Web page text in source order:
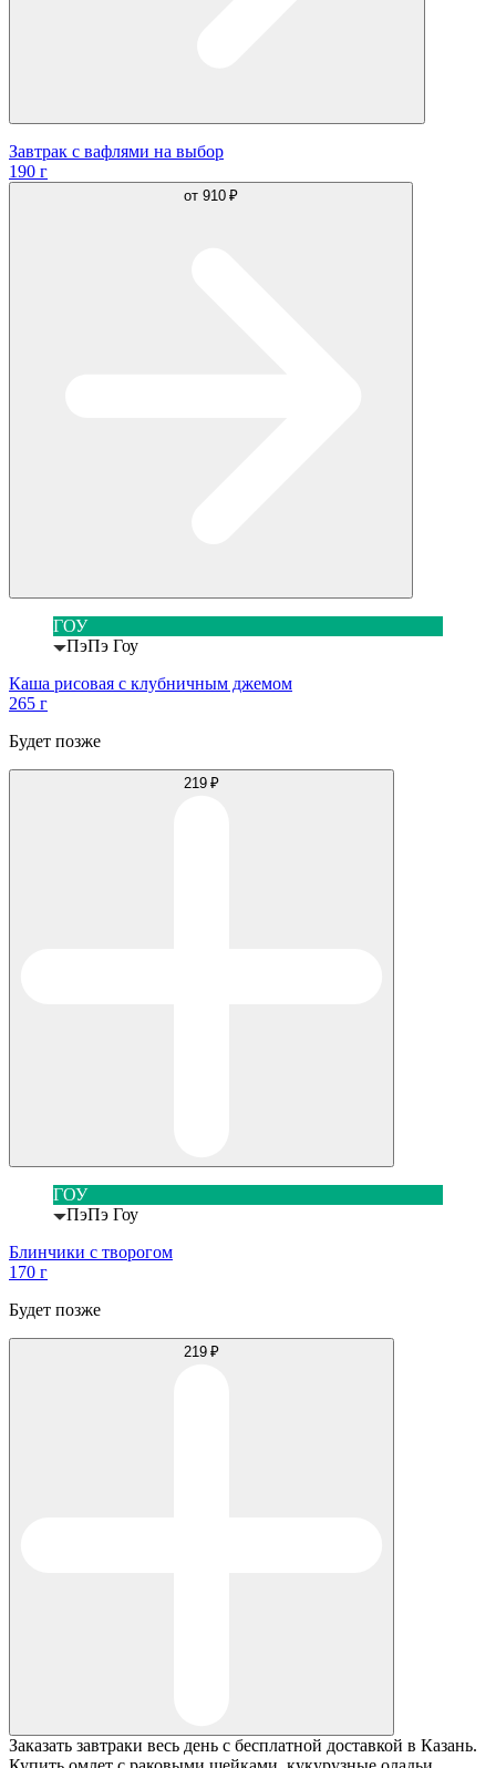
Завтрак с вафлями на выбор
190 г
от 910 ₽
ГОУ
ПэПэ Гоу
Каша рисовая с клубничным джемом
265 г
Будет позже
219 ₽
ГОУ
ПэПэ Гоу
Блинчики с творогом
170 г
Будет позже
219 ₽
Заказать завтраки весь день с бесплатной доставкой в Казань.